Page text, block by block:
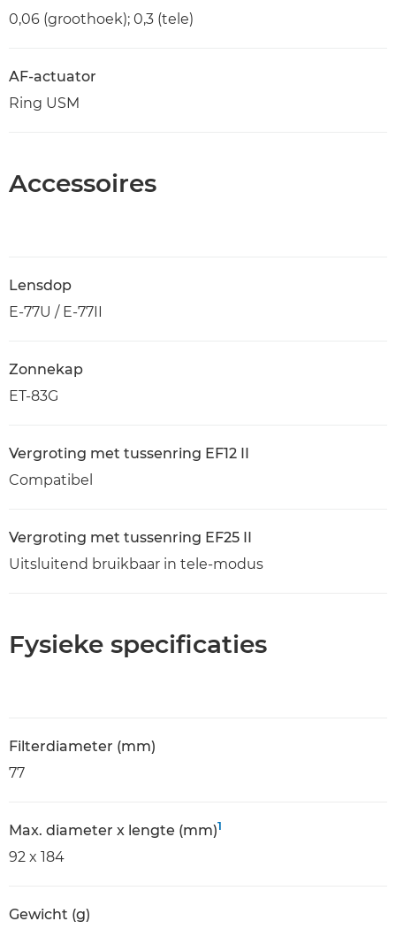
0,06 (groothoek); 0,3 (tele)
AF-actuator
Ring USM
Accessoires
Lensdop
E-77U / E-77II
Zonnekap
ET-83G
Vergroting met tussenring EF12 II
Compatibel
Vergroting met tussenring EF25 II
Uitsluitend bruikbaar in tele-modus
Fysieke specificaties
Filterdiameter (mm)
77
Max. diameter x lengte (mm)1
92 x 184
Gewicht (g)